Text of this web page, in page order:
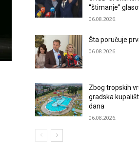
“štimanje”
06.08.2026.
Šta poručuje
06.08.2026.
Zbog tropskih
gradska
dana
06.08.2026.